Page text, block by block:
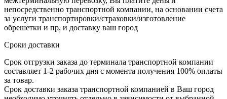
непосредственно транспортной компании, на основании счета
за услуги транспортировки/страховки/изготовление
обрешетки и пр, и доставку ваш город
Сроки доставки
Срок отгрузки заказа до терминала транспортной компании
составляет 1-2 рабочих дня с момента получения 100% оплаты
за товар.
Срок доставки заказа транспортной компанией в Ваш город